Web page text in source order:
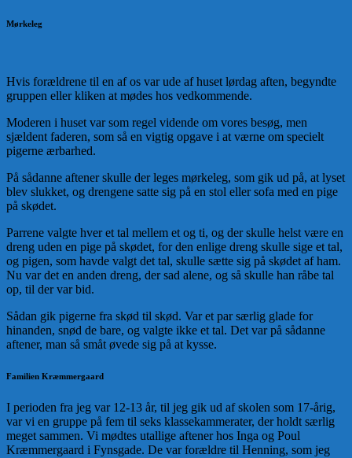
Mørkeleg
Hvis forældrene til en af os var ude af huset lørdag aften, begyndte
gruppen eller kliken at mødes hos vedkommende.
Moderen i huset var som regel vidende om vores besøg, men
sjældent faderen, som så en vigtig opgave i at værne om specielt
pigerne ærbarhed.
På sådanne aftener skulle der leges mørkeleg, som gik ud på, at lyset
blev slukket, og drengene satte sig på en stol eller sofa med en pige
på skødet.
Parrene valgte hver et tal mellem et og ti, og der skulle helst være en
dreng uden en pige på skødet, for den enlige dreng skulle sige et tal,
og pigen, som havde valgt det tal, skulle sætte sig på skødet af ham.
Nu var det en anden dreng, der sad alene, og så skulle han råbe tal
op, til der var bid.
Sådan gik pigerne fra skød til skød. Var et par særlig glade for
hinanden, snød de bare, og valgte ikke et tal. Det var på sådanne
aftener, man så småt øvede sig på at kysse.
Familien Kræmmergaard
I perioden fra jeg var 12-13 år, til jeg gik ud af skolen som 17-årig,
var vi en gruppe på fem til seks klassekammerater, der holdt særlig
meget sammen. Vi mødtes utallige aftener hos Inga og Poul
Kræmmergaard i Fynsgade. De var forældre til Henning, som jeg